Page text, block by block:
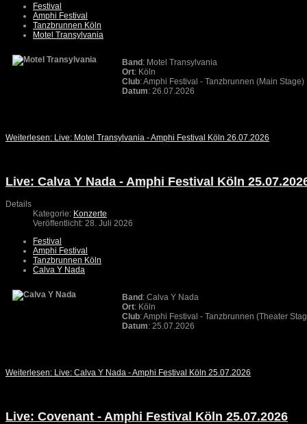
Festival
Amphi Festival
Tanzbrunnen Köln
Motel Transylvania
Band: Motel Transylvania
Ort: Köln
Club: Amphi Festival - Tanzbrunnen (Main Stage)
Datum: 26.07.2026
Weiterlesen: Live: Motel Transylvania - Amphi Festival Köln 26.07.2026
Live: Calva Y Nada - Amphi Festival Köln
Details
Kategorie: Konzerte
Veröffentlicht: 28. Juli 2026
Festival
Amphi Festival
Tanzbrunnen Köln
Calva Y Nada
Band: Calva Y Nada
Ort: Köln
Club: Amphi Festival - Tanzbrunnen (Theater
Datum: 25.07.2026
Weiterlesen: Live: Calva Y Nada - Amphi Festival Köln 25.07.2026
Live: Covenant - Amphi Festival Köln 25.07.2026